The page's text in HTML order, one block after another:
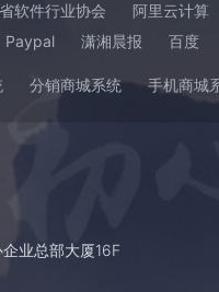
软件行业协会 阿里云计算
Paypal 潇湘晨报 百度
分销商城系统 手机商城
业总部大厦16F